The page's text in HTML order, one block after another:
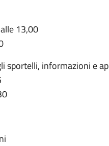
13,00
sportelli, informazioni e